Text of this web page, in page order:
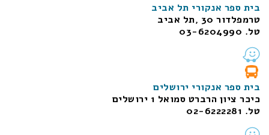
בית ספר אנקורי תל אביב
טרמפלדור 30 ,תל אביב
טל. 03-6204990
בית ספר אנקורי ירושלים
כיכר ציון הרברט סמואל 1
ירושלים
טל. 02-6222281